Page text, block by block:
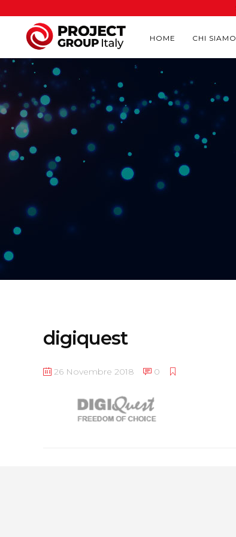
HOME CHI SIAMO
digiquest
26 Novembre 2018 0